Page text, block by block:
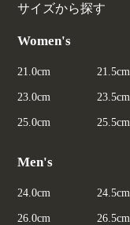
サイズから探す
Women's
21.0cm 21.5cm
23.0cm 23.5cm
25.0cm 25.5cm
Men's
24.0cm 24.5cm
26.0cm 26.5cm